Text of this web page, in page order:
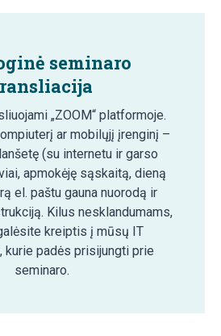
seminaro
„ZOOM“ platformoje.
ar mobilųjį įrenginį –
(su internetu ir garso
apmokėję sąskaitą, dieną
el. paštu gauna nuorodą ir
Kilus nesklandumams,
kreiptis į mūsų IT
kurie padės prisijungti prie
seminaro.